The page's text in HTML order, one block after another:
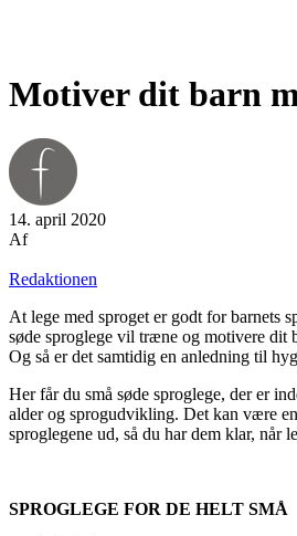
Motiver dit barn
14. april 2020
Af
Redaktionen
At lege med sproget er godt for barnets
søde sproglege vil træne og motivere dit
Og så er det samtidig en anledning til
Her får du små søde sproglege, der er
alder og sprogudvikling. Det kan være
sproglegene ud, så du har dem klar, når
SPROGLEGE FOR DE HELT SMÅ